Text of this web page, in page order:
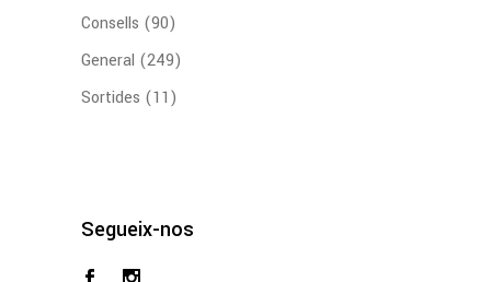
Consells (90)
General (249)
Sortides (11)
Segueix-nos